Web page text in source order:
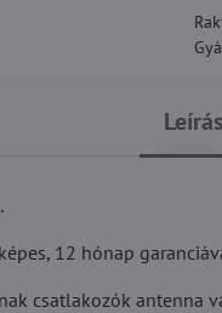
Leírás
12 hónap
csatlakozók antenna